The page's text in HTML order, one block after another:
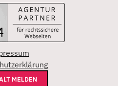
MELDEN